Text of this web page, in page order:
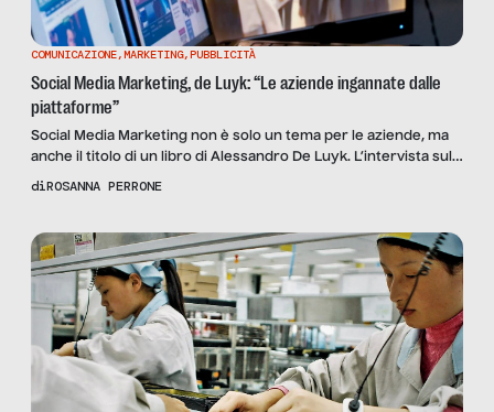
COMUNICAZIONE,MARKETING,PUBBLICITÀ
Social Media Marketing, de Luyk: “Le aziende ingannate dalle
piattaforme”
Social Media Marketing non è solo un tema per le aziende, ma
anche il titolo di un libro di Alessandro De Luyk. L’intervista sul
futuro di una professione.
diROSANNA PERRONE